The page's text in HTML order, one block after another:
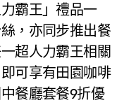
霸王」禮品一
，亦同步推出餐
超人力霸王相關
可享有田園咖啡
餐廳套餐9折優